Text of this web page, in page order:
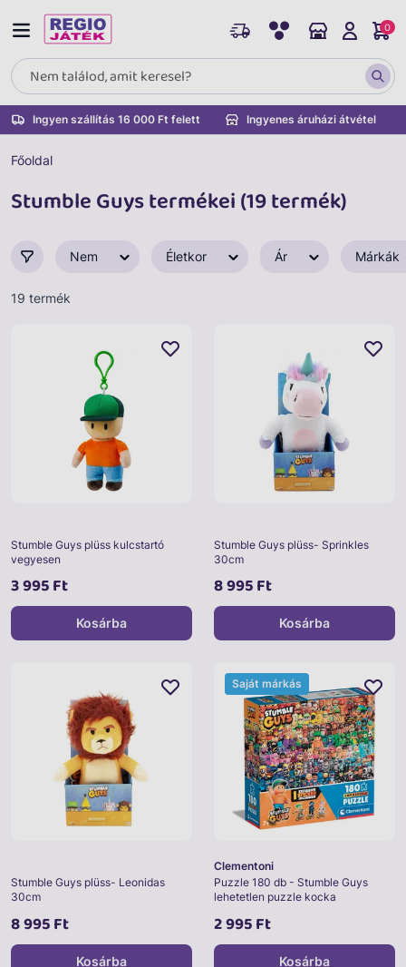
Ingyen szállítás 16 000 Ft felett Ingyenes áruházi átvétel
0
Főoldal
Stumble Guys termékei (19 termék)
Nem Életkor Ár Márkák
19 termék
Stumble Guys plüss kulcstartó
vegyesen
3 995 Ft
Kosárba
Stumble Guys plüss- Sprinkles
30cm
8 995 Ft
Kosárba
Stumble Guys plüss- Leonidas
30cm
8 995 Ft
Kosárba
Clementoni
Puzzle 180 db - Stumble Guys
lehetetlen puzzle kocka
2 995 Ft
Saját márkás
Kosárba